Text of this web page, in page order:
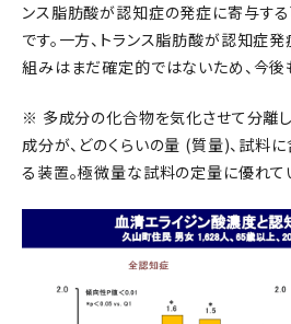
ンス脂肪酸が認知症の発症に寄与す
です。一方、トランス脂肪酸が認知症
組みはまだ確定的ではないため、今後
※ 多成分の化合物を気化させて分離
成分が、どのくらいの量 (質量)、試料
る装置。極微量な試料の定量に優れて